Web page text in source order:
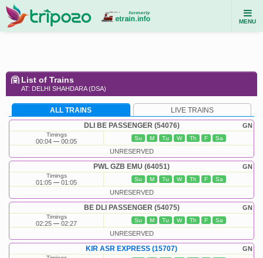
MENU
List of Trains
AT: DELHI SHAHDARA (DSA)
ALL TRAINS LIVE TRAINS
GN
DLI BE PASSENGER (54076)
Timings
00:04 00:05 Su M Tu W Th F Sa
UNRESERVED
GN
PWL GZB EMU (64051)
Timings
01:05 01:05 Su M Tu W Th F Sa
UNRESERVED
GN
BE DLI PASSENGER (54075)
Timings
02:25 02:27 Su M Tu W Th F Sa
UNRESERVED
GN
KIR ASR EXPRESS (15707)